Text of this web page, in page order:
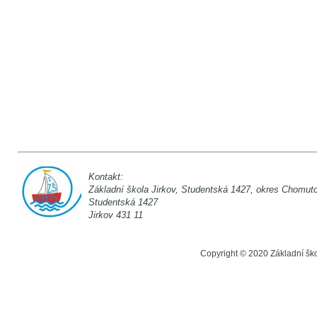
Kontakt:
Základní škola Jirkov, Studentská
Studentská
Jirkov 431 11
Copyright © 2020 Základní